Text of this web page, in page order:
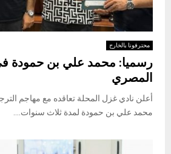
محترفونا بالخارج
رسميا: محمد علي بن حمودة
المصري
أعلن نادي غزل المحلة تعاقده مع مهاجم
محمد علي بن حمودة لمدة ثلاث سنوات....